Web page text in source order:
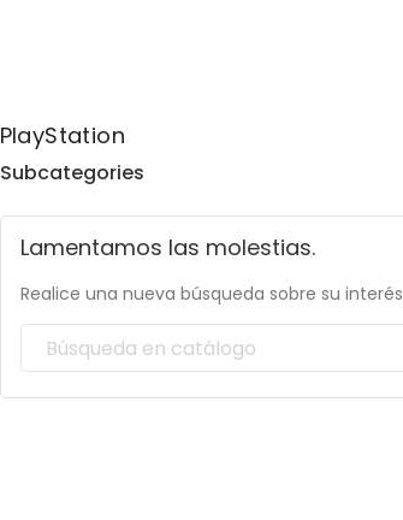
PlayStation
Subcategories
Lamentamos las molestias.
Realice una nueva búsqueda sobre su interés